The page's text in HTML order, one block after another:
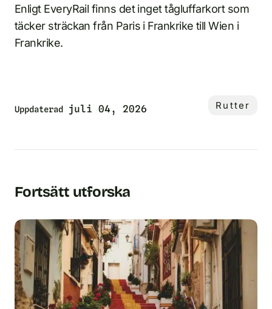
Enligt EveryRail finns det inget tågluffarkort som
täcker sträckan från Paris i Frankrike till Wien i
Frankrike.
Uppdaterad juli 04, 2026 Rutter
Fortsätt utforska